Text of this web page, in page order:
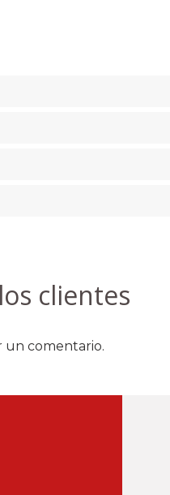
clientes
un comentario.